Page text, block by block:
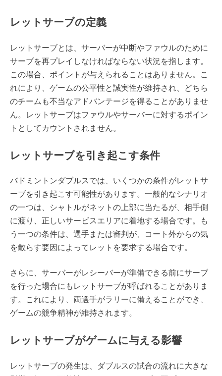
レットサーブの定義
レットサーブとは、サーバーが中断やファウルのために
サーブを再プレイしなければならない状況を指します。
この場合、ポイントが与えられることはありません。こ
れにより、ゲームの公平性と誠実性が維持され、どちら
のチームも不当なアドバンテージを得ることがありませ
ん。レットサーブはファウルやサーバーに対するポイン
トとしてカウントされません。
レットサーブを引き起こす条件
バドミントンダブルスでは、いくつかの条件がレットサ
ーブを引き起こす可能性があります。一般的なシナリオ
の一つは、シャトルがネットの上部に当たるが、相手側
に渡り、正しいサービスエリアに着地する場合です。も
う一つの条件は、選手または審判が、コート外からの気
を散らす要因によってレットを要求する場合です。
さらに、サーバーがレシーバーが準備できる前にサーブ
を行った場合にもレットサーブが呼ばれることがありま
す。これにより、両選手がラリーに備えることができ、
ゲームの競争精神が維持されます。
レットサーブがゲームに与える影響
レットサーブの発生は、ダブルスの試合の流れに大きな